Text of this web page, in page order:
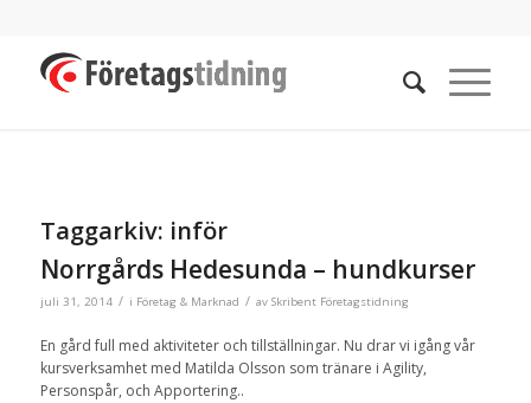
Taggarkiv: inför
Norrgårds Hedesunda – hundkurser
juli 31, 2014 / i Företag & Marknad / av Skribent Företagstidning
En gård full med aktiviteter och tillställningar. Nu drar vi igång vår
kursverksamhet med Matilda Olsson som tränare i Agility,
Personspår, och Apportering..